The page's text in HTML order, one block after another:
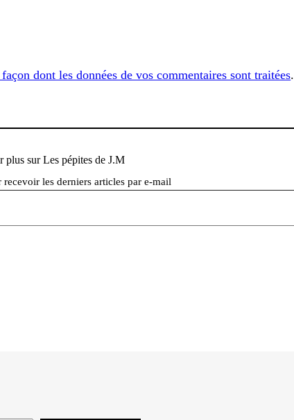
dont les données de vos commentaires sont traitées.
plus sur Les pépites de J.M
les derniers articles par e-mail